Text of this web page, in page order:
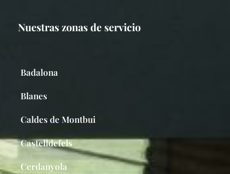
Nuestras zonas de servicio
Badalona
Blanes
Caldes de Montbui
Castelldefels
Cerdanyola